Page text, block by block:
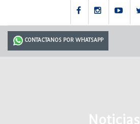
CONTACTANOS POR WHATSAPP
Noticias